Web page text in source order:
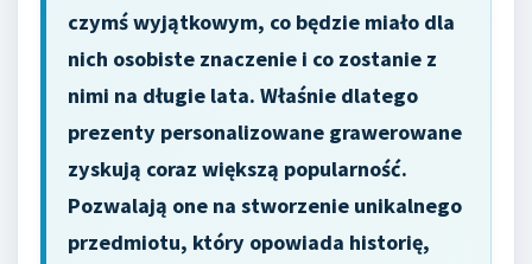
czymś wyjątkowym, co będzie miało dla
nich osobiste znaczenie i co zostanie z
nimi na długie lata. Właśnie dlatego
prezenty personalizowane grawerowane
zyskują coraz większą popularność.
Pozwalają one na stworzenie unikalnego
przedmiotu, który opowiada historię,